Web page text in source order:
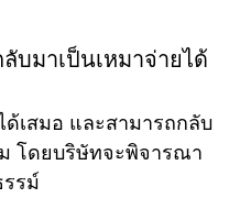
บมาเป็นเหมาจ่ายได้
ด้เสมอ และสามารถกลับ
ม โดยบริษัทจะพิจารณา
รม์